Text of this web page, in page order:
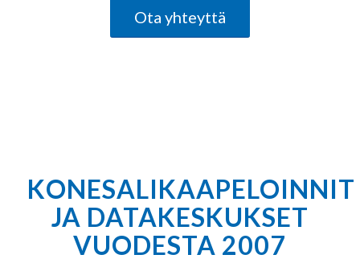
Ota yhteyttä
KONESALIKAAPELOINNIT
JA DATAKESKUKSET
VUODESTA 2007